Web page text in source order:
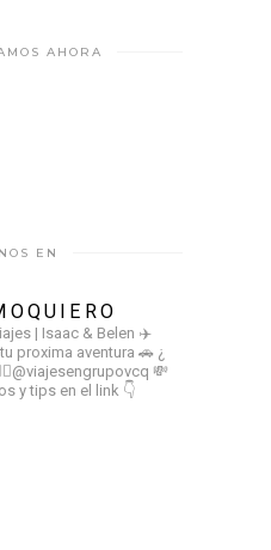
AHORA
EN
| Isaac & Belen ✈️
proxima aventura 🚗 ¿
💸
y tips en el link 👇